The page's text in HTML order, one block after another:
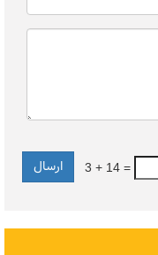
3 + 14 =